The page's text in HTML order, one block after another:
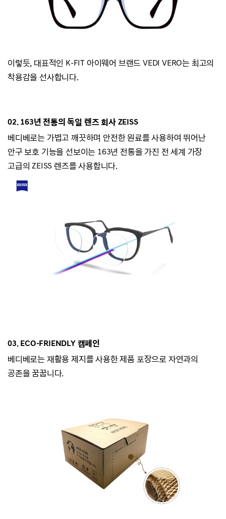
이렇듯, 대표적인 K-FIT 아이웨어 브랜드VEDI VERO는 최고의
착용감을 선사합니다.
02. 163년 전통의 독일 렌즈 회사 ZEISS
베디베로는 가볍고 깨끗하며 안전한 원료를 사용하여 뛰어난
안구 보호 기능을 선보이는 163년 전통을 가진 전 세계 가장
고급의 ZEISS 렌즈를 사용합니다.
03. ECO-FRIENDLY 캠페인
베디베로는 재활용 제지를 사용한 제품 포장으로 자연과의
공존을 꿈꿉니다.